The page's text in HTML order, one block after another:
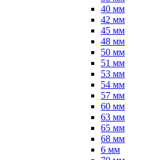
40 мм
42 мм
45 мм
48 мм
50 мм
51 мм
53 мм
54 мм
57 мм
60 мм
63 мм
65 мм
68 мм
6 мм